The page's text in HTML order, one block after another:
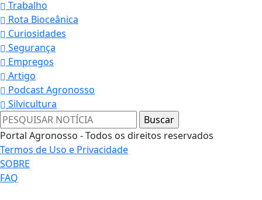
Trabalho
Rota Bioceânica
Curiosidades
Segurança
Empregos
Artigo
Podcast Agronosso
Silvicultura
Portal Agronosso - Todos os direitos reservados
Termos de Uso e Privacidade
SOBRE
FAQ
Termos de Uso e Privacidade
Esse site utiliza cookies para melhorar sua